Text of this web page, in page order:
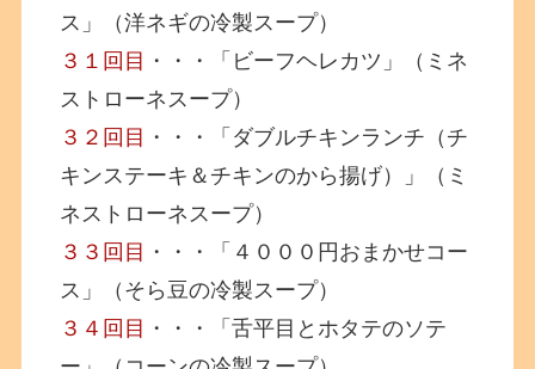
ス」（洋ネギの冷製スープ）
３１回目 ・・・「ビーフヘレカツ」（ミネ
ストローネスープ）
３２回目 ・・・「ダブルチキンランチ（チ
キンステーキ＆チキンのから揚げ）」（ミ
ネストローネスープ）
３３回目 ・・・「４０００円おまかせコー
ス」（そら豆の冷製スープ）
３４回目 ・・・「舌平目とホタテのソテ